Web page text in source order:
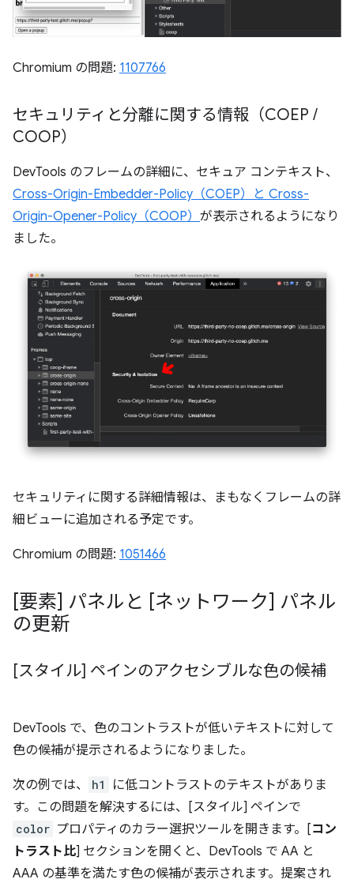
Chromium の問題: 1107766
セキュリティと分離に関する情報（COEP /
COOP）
DevTools のフレームの詳細に、セキュア コンテキスト、
Cross-Origin-Embedder-Policy（COEP）と Cross-
Origin-Opener-Policy（COOP） が表示されるようになり
ました。
セキュリティに関する詳細情報は、まもなくフレームの詳
細ビューに追加される予定です。
Chromium の問題: 1051466
[要素] パネルと [ネットワーク] パネル
の更新
[スタイル] ペインのアクセシブルな色の候補
DevTools で、色のコントラストが低いテキストに対して
色の候補が提示されるようになりました。
次の例では、 h1
に低コントラストのテキストがありま
す。この問題を解決するには、[スタイル] ペインで
color プロパティのカラー選択ツールを開きます。[コン
トラスト比] セクションを開くと、DevTools で AA と
AAA の基準を満たす色の候補が表示されます。提案され